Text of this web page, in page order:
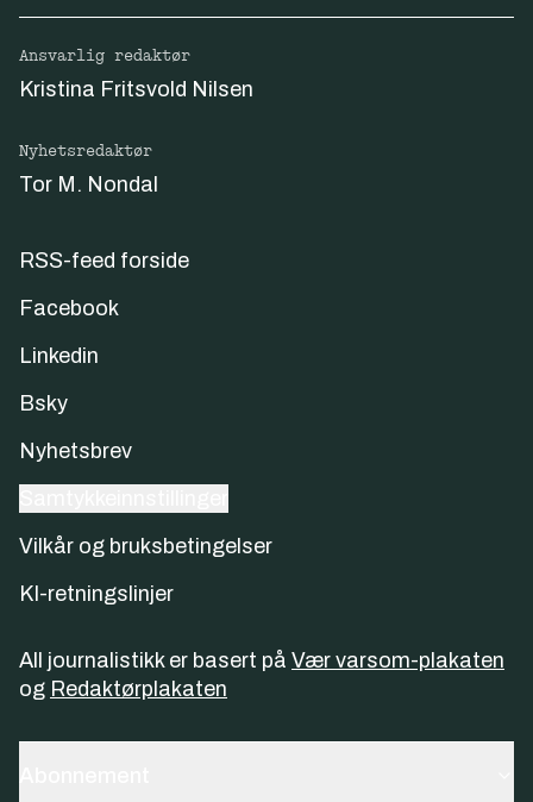
Ansvarlig redaktør
Kristina Fritsvold Nilsen
Nyhetsredaktør
Tor M. Nondal
RSS-feed forside
Facebook
Linkedin
Bsky
Nyhetsbrev
Vilkår og bruksbetingelser
KI-retningslinjer
All journalistikk er basert på Vær varsom-plakaten
og Redaktørplakaten